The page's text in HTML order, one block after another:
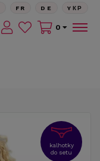
FR DE YКР
0
kalhotky
do setu